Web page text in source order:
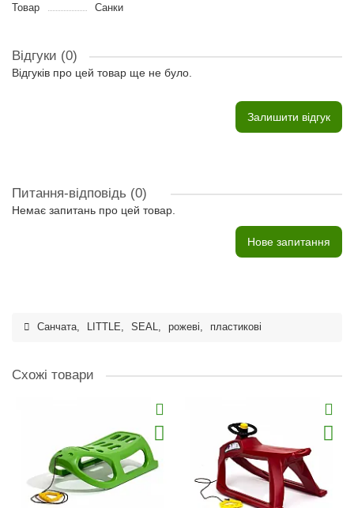
Товар Санки
Відгуки (0)
Відгуків про цей товар ще не було.
Залишити відгук
Питання-відповідь (0)
Немає запитань про цей товар.
Нове запитання
Санчата, LITTLE, SEAL, рожеві, пластикові
Схожі товари